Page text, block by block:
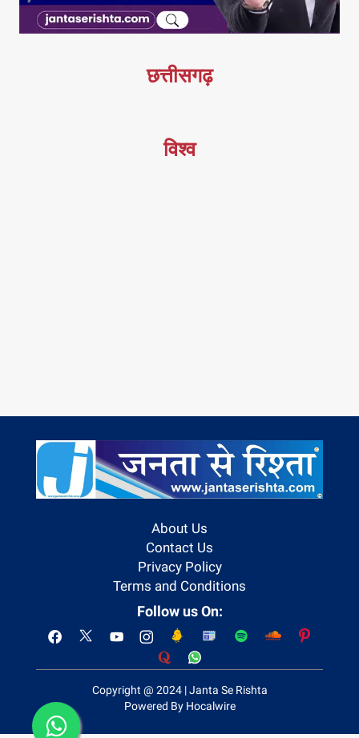
छत्तीसगढ़
विश्व
About Us
Contact Us
Privacy Policy
Terms and Conditions
Follow us On:
Copyright @ 2024 | Janta Se Rishta
Powered By Hocalwire